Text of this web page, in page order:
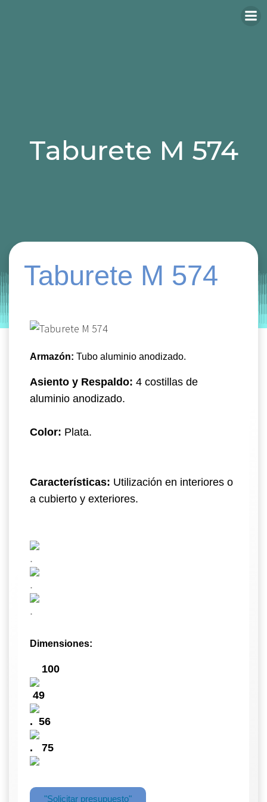
Taburete M 574
Entorno | enero 16, 2020
Taburete M 574
Armazón: Tubo aluminio anodizado.
Asiento y Respaldo: 4 costillas de
aluminio anodizado.
Color: Plata.
Características: Utilización en interiores o
a cubierto y exteriores.
.
.
.
Dimensiones:
100
49
. 56
. 75
"Solicitar presupuesto"